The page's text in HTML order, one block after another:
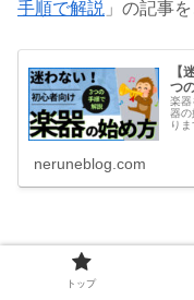
手順で解説 」の記事
【
つ
楽器
器の
り
neruneblog.com
音楽初心者 50 代
トップ